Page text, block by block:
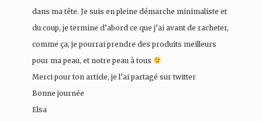
dans ma tête. Je suis en pleine démarche minimaliste et
du coup, je termine d’abord ce que j’ai avant de racheter,
comme ça, je pourrai prendre des produits meilleurs
pour ma peau, et notre peau à tous
Merci pour ton article, je l’ai partagé sur twitter
Bonne journée
Elsa